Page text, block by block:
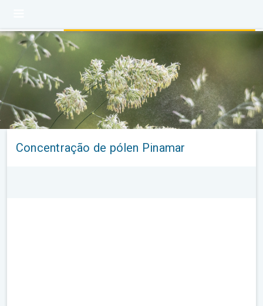
Concentração de pólen Pinamar